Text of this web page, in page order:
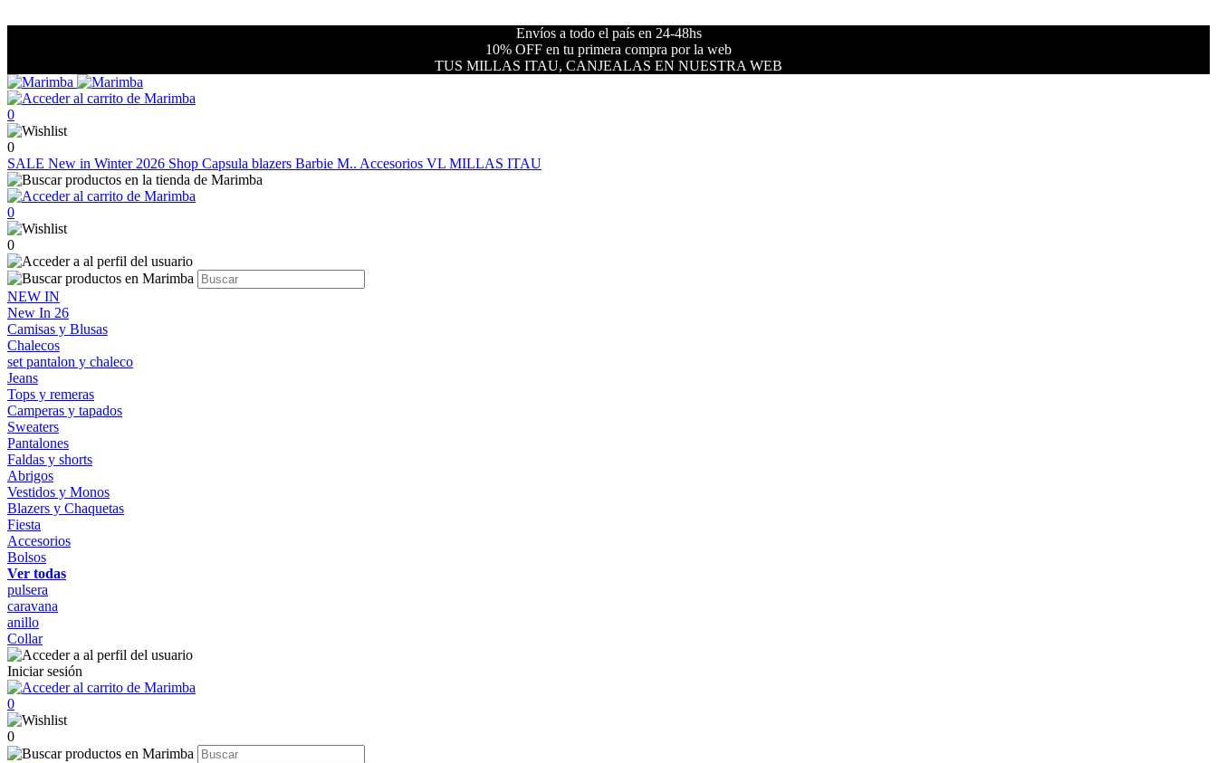
Envíos a todo el país en 24-48hs
10% OFF en tu primera compra por la web
TUS MILLAS ITAU, CANJEALAS EN NUESTRA WEB
0
0
SALE New in Winter 2026 Shop Capsula blazers Barbie M.. Accesorios VL MILLAS ITAU
0
0
NEW IN
New In 26
Camisas y Blusas
Chalecos
set pantalon y chaleco
Jeans
Tops y remeras
Camperas y tapados
Sweaters
Pantalones
Faldas y shorts
Abrigos
Vestidos y Monos
Blazers y Chaquetas
Fiesta
Accesorios
Bolsos
Ver todas
pulsera
caravana
anillo
Collar
Iniciar sesión
0
0